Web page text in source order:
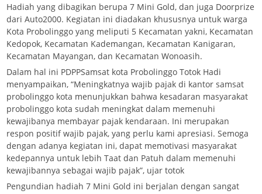
Hadiah yang dibagikan berupa 7 Mini Gold, dan juga Doorprize
dari Auto2000. Kegiatan ini diadakan khususnya untuk warga
Kota Probolinggo yang meliputi 5 Kecamatan yakni, Kecamatan
Kedopok, Kecamatan Kademangan, Kecamatan Kanigaran,
Kecamatan Mayangan, dan Kecamatan Wonoasih.
Dalam hal ini PDPPSamsat kota Probolinggo Totok Hadi
menyampaikan, “Meningkatnya wajib pajak di kantor samsat
probolinggo kota menunjukkan bahwa kesadaran masyarakat
probolinggo kota sudah meningkat dalam memenuhi
kewajibanya membayar pajak kendaraan. Ini merupakan
respon positif wajib pajak, yang perlu kami apresiasi. Semoga
dengan adanya kegiatan ini, dapat memotivasi masyarakat
kedepannya untuk lebih Taat dan Patuh dalam memenuhi
kewajibannya sebagai wajib pajak”, ujar totok
Pengundian hadiah 7 Mini Gold ini berjalan dengan sangat